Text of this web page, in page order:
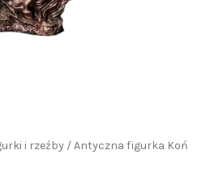
i rzeźby/ Antyczna figurka Koń